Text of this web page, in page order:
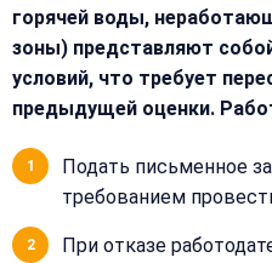
горячей воды,
зоны) представляют
условий, что требует
предыдущей оценки.
Подать письменное
требованием
При отказе